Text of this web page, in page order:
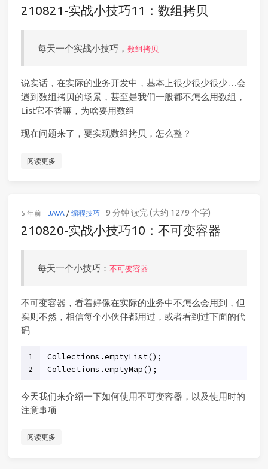
210821-实战小技巧11：数组拷贝
每天一个实战小技巧，数组拷贝
说实话，在实际的业务开发中，基本上很少很少很少…会
遇到数组拷贝的场景，甚至是我们一般都不怎么用数组，
List它不香嘛，为啥要用数组
现在问题来了，要实现数组拷贝，怎么整？
阅读更多
5 年前 JAVA/ 编程技巧 9 分钟 读完 (大约 1279 个字)
210820-实战小技巧10：不可变容器
每天一个小技巧：不可变容器
不可变容器，看着好像在实际的业务中不怎么会用到，但
实则不然，相信每个小伙伴都用过，或者看到过下面的代
码
1
2
Collections.emptyList();
Collections.emptyMap();
今天我们来介绍一下如何使用不可变容器，以及使用时的
注意事项
阅读更多